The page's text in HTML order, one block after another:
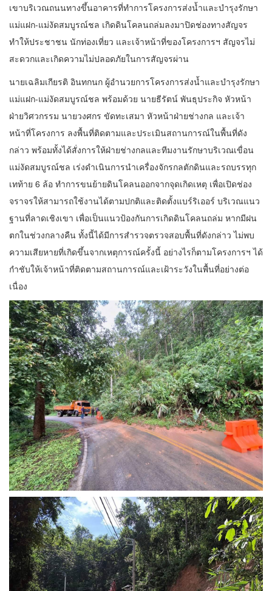
เขาบริเวณถนนทางขึ้นอาคารที่ทำการโครงการส่งน้ำและบำรุงรักษา
แม่แฝก-แม่งัดสมบูรณ์ชล เกิดดินโคลนถล่มลงมาปิดช่องทางสัญจร
ทำให้ประชาชน นักท่องเที่ยว และเจ้าหน้าที่ของโครงการฯ สัญจรไม่
สะดวกและเกิดความไม่ปลอดภัยในการสัญจรผ่าน
นายเฉลิมเกียรติ อินทกนก ผู้อำนวยการโครงการส่งน้ำและบำรุงรักษา
แม่แฝก-แม่งัดสมบูรณ์ชล พร้อมด้วย นายธีรัตน์ พันธุประกิจ หัวหน้า
ฝ่ายวิศวกรรม นายวงศกร ขัดทะเสมา หัวหน้าฝ่ายช่างกล และเจ้า
หน้าที่โครงการ ลงพื้นที่ติดตามและประเมินสถานการณ์ในพื้นที่ดัง
กล่าว พร้อมทั้งได้สั่งการให้ฝ่ายช่างกลและทีมงานรักษาบริเวณเขื่อน
แม่งัดสมบูรณ์ชล เร่งดำเนินการนำเครื่องจักรกลตักดินและรถบรรทุก
เทท้าย 6 ล้อ ทำการขนย้ายดินโคลนออกจากจุดเกิดเหตุ เพื่อเปิดช่อง
จราจรให้สามารถใช้งานได้ตามปกติและติดตั้งแบร์ริเออร์ บริเวณแนว
ฐานที่ลาดเชิงเขา เพื่อเป็นแนวป้องกันการเกิดดินโคลนถล่ม หากมีฝน
ตกในช่วงกลางคืน ทั้งนี้ได้มีการสำรวจตรวจสอบพื้นที่ดังกล่าว ไม่พบ
ความเสียหายที่เกิดขึ้นจากเหตุการณ์ครั้งนี้ อย่างไรก็ตามโครงการฯ ได้
กำชับให้เจ้าหน้าที่ติดตามสถานการณ์และเฝ้าระวังในพื้นที่อย่างต่อ
เนื่อง